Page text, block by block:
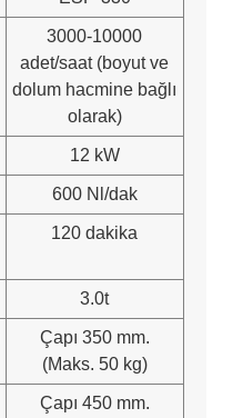
3000-10000
adet/saat (boyut ve
dolum hacmine bağlı
olarak)
12 kW
600 Nl/dak
120 dakika
3.0t
Çapı 350 mm.
(Maks. 50 kg)
Çapı 450 mm.